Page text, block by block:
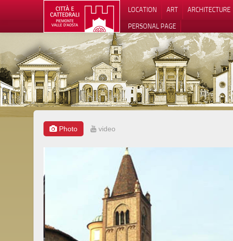
LOCATION ART ARCHITECTURE
PERSONAL PAGE
Photo video